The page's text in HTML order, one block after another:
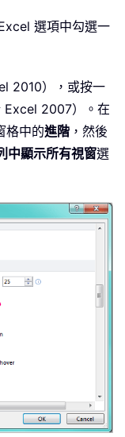
選項中勾選一
2010），或按一
Excel 2007）。在
格中的進階 ，然後
中顯示所有視窗選